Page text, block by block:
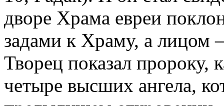
дворе Храма евреи
задами к Храму, а лицом
Творец показал
четыре высших ангела,